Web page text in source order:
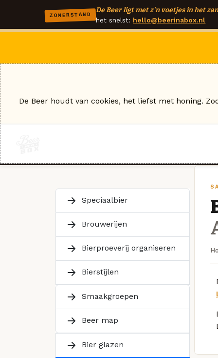
ZOMERSTAND
De Beer ligt met z'n voetjes in het
het snelst: hello@beerinabox.nl
Speciaalbier
Brouwerijen
Bierproeverij organiseren
Bierstijlen
Smaakgroepen
Beer map
Bier glazen
De Beer houdt van cookies, het liefst met honing.